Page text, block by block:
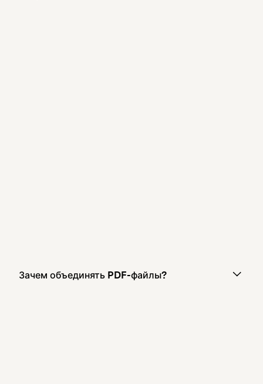
Зачем объединять PDF-файлы?